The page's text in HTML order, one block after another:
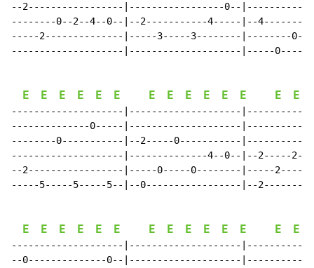
--2-----------------|-----------------0--
--------0--2--4--0--|--2-----------4-----|--4--------
-----2--------------|-----3-----3--------|--------
--------------------|--------------------|-----
E E E E E E E E E E E E E E
--------------------|--------------------
--------------0-----|--------------------
--------0-----------|--2-----0-----------
--------------------|--------------4--0--|--2-----2--
--2-----------------|-----0-----0--------|-----
-----5-----5-----5--|--0-----------------|--
E E E E E E E E E E E E E E
--------------------|--------------------
--0--------------0--|--------------------